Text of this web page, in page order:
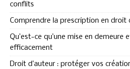
conflits
Comprendre la prescription en droit
Qu’est-ce qu’une mise en demeure
efficacement
Droit d’auteur : protéger vos